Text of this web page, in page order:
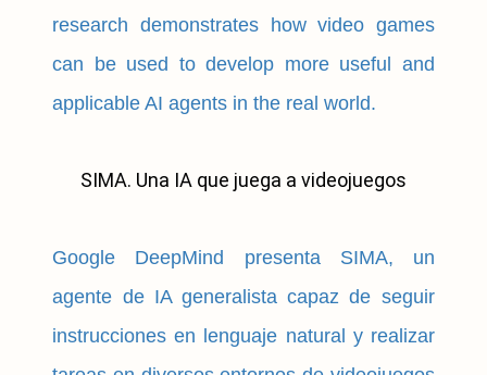
research demonstrates how video games
can be used to develop more useful and
applicable AI agents in the real world.
SIMA. Una IA que juega a videojuegos
Google DeepMind presenta SIMA, un
agente de IA generalista capaz de seguir
instrucciones en lenguaje natural y realizar